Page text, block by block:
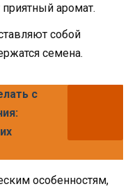
аромат.
собой
семена.
с
особенностям,